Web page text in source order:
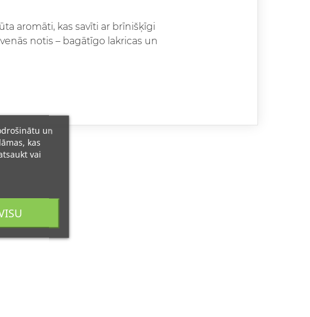
aromāti, kas savīti ar brīnišķīgi
notis – bagātīgo lakricas un
un
kas
vai